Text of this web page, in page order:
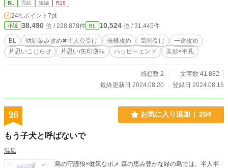
が、「言うことを聞かなければ京一にお前の気持ちをバラす」と脅され、泣く泣
く圭司の計画する傷心デートに向かうように。 意地悪だとばかり思っていた
彼は、実は……？ ハリネズミみたいな彼と紡ぐ、意地っ張りラブ。
BL 完結 短編 R18
24h.ポイント 7pt
小説 38,490 位 / 228,878件 BL 10,524 位 / 31,445件
BL 幼馴染み攻め✖︎主人公受け 俺様攻め 気弱受け
一途攻め
片思いこじらせ
片思い/矢印逆転 ハッピーエンド 美形×平凡
感想数 2
文字数 41,882
最終更新日 2024.08.20
登録日 2024.08.16
26 お気に入り追加 204
もう子犬と呼ばないで
温風
島の守護狼×健気なポメ 森の恵み豊かな緑の島では、半人半